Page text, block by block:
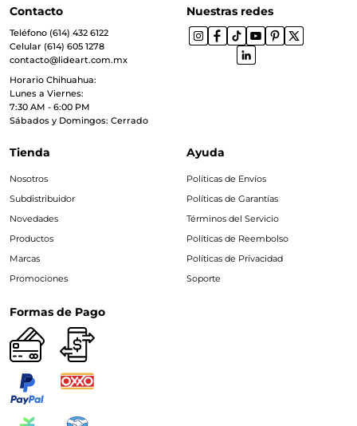
Contacto
Teléfono (614) 432 6122
Celular (614) 605 1278
contacto@lideart.com.mx
Horario Chihuahua:
Lunes a Viernes:
7:30 AM - 6:00 PM
Sábados y Domingos: Cerrado
Nuestras redes
Tienda
Nosotros
Subdistribuidor
Novedades
Productos
Marcas
Promociones
Ayuda
Políticas de Envíos
Políticas de Garantías
Términos del Servicio
Políticas de Reembolso
Políticas de Privacidad
Soporte
Formas de Pago